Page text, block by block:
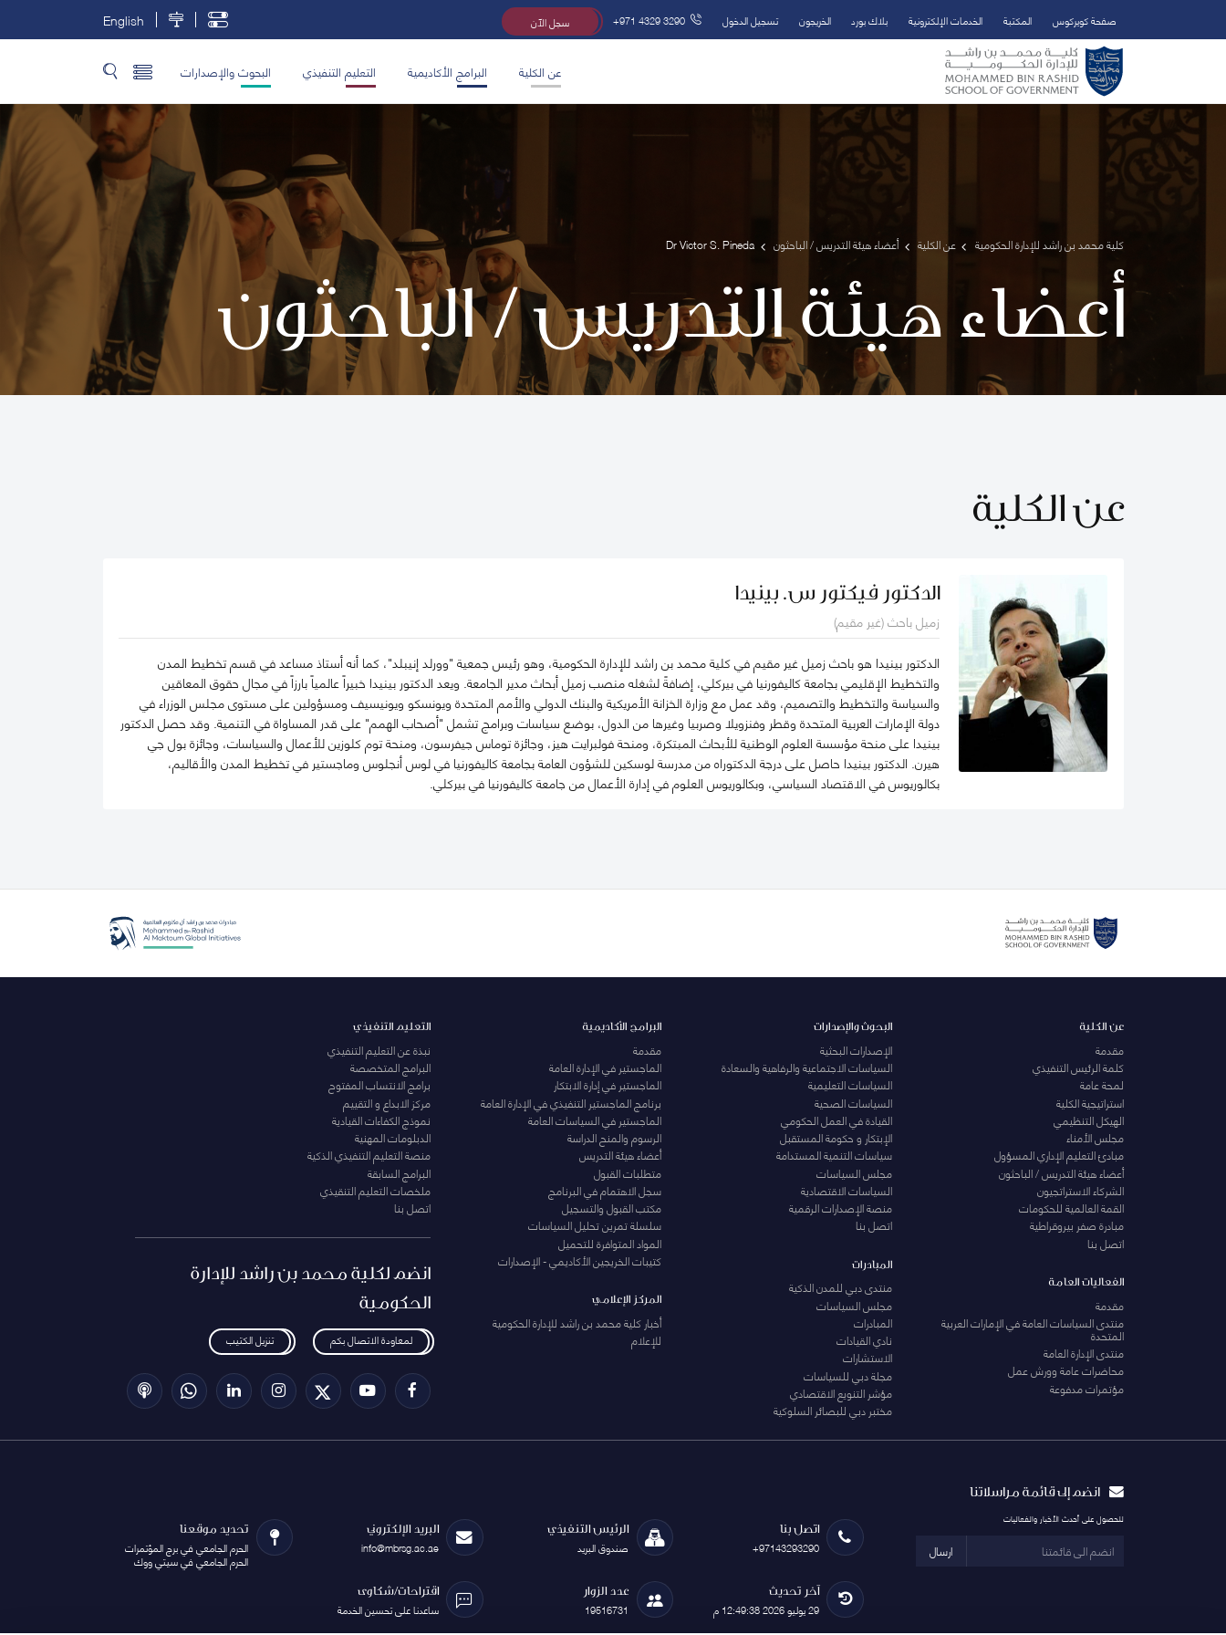
تخطي إلى المحتوى الرئيسي
فتح قائمة الوصول
صفحة كويركوس المكتبة الخدمات الإلكترونية بلاك بورد الخريجون تسجيل الدخول +971 4329 3290 سجل الآن English
عن الكلية البرامج الأكاديمية التعليم التنفيذي البحوث والإصدارات
كلية محمد بن راشد للإدارة الحكومية عن الكلية أعضاء هيئة التدريس / الباحثون Dr Victor S. Pineda
أعضاء هيئة التدريس / الباحثون
عن الكلية
الدكتور فيكتور س. بينيدا
زميل باحث (غير مقيم)
الدكتور بينيدا هو باحث زميل غير مقيم في كلية محمد بن راشد للإدارة الحكومية، وهو رئيس جمعية "وورلد إنيبلد"، كما أنه أستاذ مساعد في قسم تخطيط المدن
والتخطيط الإقليمي بجامعة كاليفورنيا في بيركلي، إضافةً لشغله منصب زميل أبحاث مدير الجامعة. ويعد الدكتور بينيدا خبيراً عالمياً بارزاً في مجال حقوق المعاقين
والسياسة والتخطيط والتصميم، وقد عمل مع وزارة الخزانة الأمريكية والبنك الدولي والأمم المتحدة ويونسكو ويونيسيف ومسؤولين على مستوى مجلس الوزراء في
دولة الإمارات العربية المتحدة وقطر وفنزويلا وصربيا وغيرها من الدول، بوضع سياسات وبرامج تشمل "أصحاب الهمم" على قدر المساواة في التنمية. وقد حصل الدكتور
بينيدا على منحة مؤسسة العلوم الوطنية للأبحاث المبتكرة، ومنحة فولبرايت هيز، وجائزة توماس جيفرسون، ومنحة توم كلوزين للأعمال والسياسات، وجائزة بول جي
هيرن. الدكتور بينيدا حاصل على درجة الدكتوراه من مدرسة لوسكين للشؤون العامة بجامعة كاليفورنيا في لوس أنجلوس وماجستير في تخطيط المدن والأقاليم،
بكالوريوس في الاقتصاد السياسي، وبكالوريوس العلوم في إدارة الأعمال من جامعة كاليفورنيا في بيركلي.
عن الكلية
مقدمة
كلمة الرئيس التنفيذي
لمحة عامة
استراتيجية الكلية
الهيكل التنظيمي
مجلس الأمناء
مبادئ التعليم الإداري المسؤول
أعضاء هيئة التدريس / الباحثون
الشركاء الاستراتجيون
القمة العالمية للحكومات
مبادرة صفر بيروقراطية
اتصل بنا
الفعاليات العامة
مقدمة
منتدى السياسات العامة في الإمارات العربية
المتحدة
منتدى الإدارة العامة
محاضرات عامة وورش عمل
مؤتمرات مدفوعة
البحوث والإصدارات
الإصدارات البحثية
السياسات الاجتماعية والرفاهية والسعادة
السياسات التعليمية
السياسات الصحية
القيادة في العمل الحكومي
الإبتكار و حكومة المستقبل
سياسات التنمية المستدامة
مجلس السياسات
السياسات الاقتصادية
منصة الإصدارات الرقمية
اتصل بنا
المبادرات
منتدى دبي للمدن الذكية
مجلس السياسات
المبادرات
نادي القيادات
الاستشارات
مجلة دبي للسياسات
مؤشر التنويع الاقتصادي
مختبر دبي للبصائر السلوكية
البرامج الأكاديمية
مقدمة
الماجستير في الإدارة العامة
الماجستير في إدارة الابتكار
برنامج الماجستير التنفيذي في الإدارة العامة
الماجستير في السياسات العامة
الرسوم والمنح الدراسة
أعضاء هيئة التدريس
متطلبات القبول
سجل الاهتمام في البرنامج
مكتب القبول والتسجيل
سلسلة تمرين تحليل السياسات
المواد المتوافرة للتحميل
كتيبات الخريجين الأكاديمي - الإصدارات
المركز الإعلامي
أخبار كلية محمد بن راشد للإدارة الحكومية
للإعلام
التعليم التنفيذي
نبذة عن التعليم التنفيذي
البرامج المتخصصة
برامج الانتساب المفتوح
مركز الابداع و التقييم
نموذج الكفاءات القيادية
الدبلومات المهنية
منصة التعليم التنفيذي الذكية
البرامج السابقة
ملخصات التعليم التنقيذي
اتصل بنا
انضم لكلية محمد بن راشد للإدارة
الحكومية
لمعاودة الاتصال بكم تنزيل الكتيب
انضم إلى قائمة مراسلاتنا
للحصول على أحدث الأخبار والفعاليات
ارسال
اتصل بنا
+97143293290
الرئيس التنفيذي
صندوق البريد
البريد الإلكتروني
info@mbrsg.ac.ae
تحديد موقعنا
الحرم الجامعي في برج المؤتمرات
الحرم الجامعي في سيتي ووك
آخر تحديث
29 يوليو 2026 12:49:38 م
عدد الزوار
19516731
اقتراحات/شكاوى
ساعدنا على تحسين الخدمة